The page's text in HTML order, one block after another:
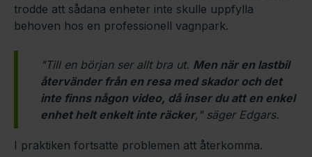
trodde att sådana enheter inte skulle uppfylla
behoven hos en professionell vagnpark.
"Till en början ser allt bra ut. Men när en lastbil
återvänder från en resa med skador och det
inte finns någon video, då inser du att en enkel
enhet helt enkelt inte räcker," säger Edgars.
I praktiken fortsatte problemen att återkomma.